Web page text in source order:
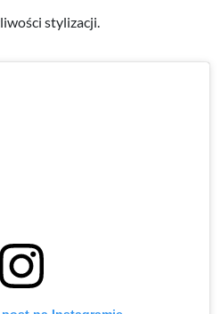
stylizacji.